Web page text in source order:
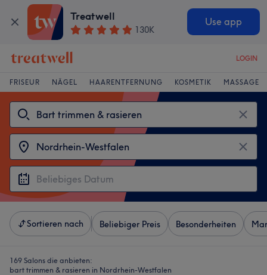
Treatwell
130K
Use app
LOGIN
FRISEUR NÄGEL HAARENTFERNUNG KOSMETIK MASSAGE
Sortieren nach Beliebiger Preis Besonderheiten
169 Salons die anbieten:
bart trimmen & rasieren in Nordrhein-Westfalen